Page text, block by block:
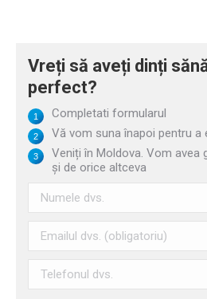
Vreți să aveți dinți
perfect?
Completati formularul
Vă vom suna înapoi pentru a
Veniți în Moldova. Vom avea
și de orice altceva